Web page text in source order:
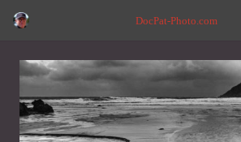
DocPat-Photo.com